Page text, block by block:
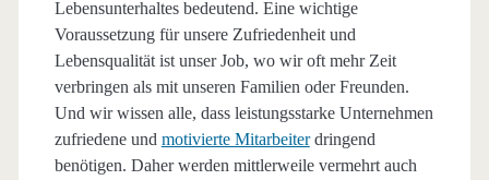
Lebensunterhaltes bedeutend. Eine wichtige
Voraussetzung für unsere Zufriedenheit und
Lebensqualität ist unser Job, wo wir oft mehr Zeit
verbringen als mit unseren Familien oder Freunden.
Und wir wissen alle, dass leistungsstarke Unternehmen
zufriedene und motivierte Mitarbeiterdringend
benötigen. Daher werden mittlerweile vermehrt auch